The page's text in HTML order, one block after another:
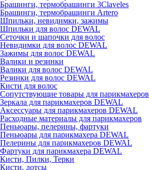
Брашинги, термобрашинги 3Claveles
Брашинги, термобрашинги Artero
Шпильки, невидимки, зажимы
Шпильки для волос DEWAL
Сеточки и шапочки для волос
Невидимки для волос DEWAL
Зажимы для волос DEWAL
Валики и резинки
Валики для волос DEWAL
Резинки для волос DEWAL
Кисти для волос
Сопутствующие товары для парикмахеров
Зеркала для парикмахеров DEWAL
Аксессуары для парикмахеров DEWAL
Расходные материалы для парикмахеров
Пеньюары, пелерины, фартуки
Пеньюары для парикмахера DEWAL
Пелерины для парикмахеров DEWAL
Фартуки для парикмахера DEWAL
Кисти, Пилки, Терки
Кисти, дотсы